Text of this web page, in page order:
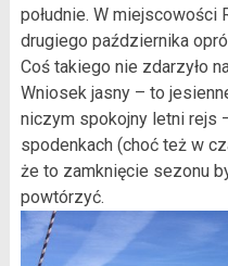
południe. W miejscowości
drugiego października
Coś takiego nie zdarzyło
Wniosek jasny – to
niczym spokojny letni rejs
spodenkach (choć też w
że to zamknięcie sezonu
powtórzyć.